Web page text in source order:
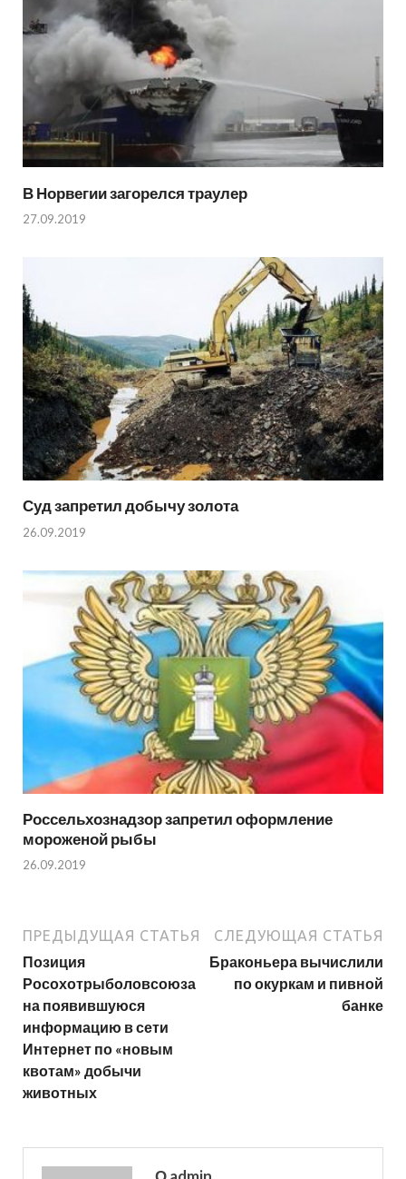
В Норвегии загорелся траулер
27.09.2019
Суд запретил добычу золота
26.09.2019
Россельхознадзор запретил оформление
мороженой рыбы
26.09.2019
ПРЕДЫДУЩАЯ СТАТЬЯ
Позиция
Росохотрыболовсоюза
на появившуюся
информацию в сети
Интернет по «новым
квотам» добычи
животных
СЛЕДУЮЩАЯ СТАТЬЯ
Браконьера вычислили
по окуркам и пивной
банке